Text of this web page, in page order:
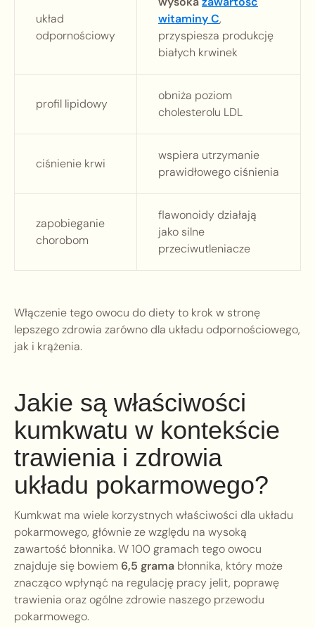
układ
odpornościowy
witaminy C,
przyspiesza produkcję
białych krwinek
profil lipidowy
obniża poziom
cholesterolu LDL
ciśnienie krwi
wspiera utrzymanie
prawidłowego ciśnienia
zapobieganie
chorobom
flawonoidy działają
jako silne
przeciwutleniacze
Włączenie tego owocu do diety to krok w stronę
lepszego zdrowia zarówno dla układu odpornościowego,
jak i krążenia.
Jakie są właściwości
kumkwatu w kontekście
trawienia i zdrowia
układu pokarmowego?
Kumkwat ma wiele korzystnych właściwości dla układu
pokarmowego, głównie ze względu na wysoką
zawartość błonnika. W 100 gramach tego owocu
znajduje się bowiem 6,5 grama błonnika, który może
znacząco wpłynąć na regulację pracy jelit, poprawę
trawienia oraz ogólne zdrowie naszego przewodu
pokarmowego.